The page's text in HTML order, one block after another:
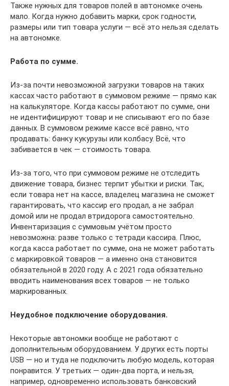
Также нужных для товаров полей в автономке очень
мало. Когда нужно добавить марки, срок годности,
размеры или тип товара услуги — всё это нельзя сделать
на автономке.
Работа по сумме.
Из-за почти невозможной загрузки товаров на таких
кассах часто работают в суммовом режиме — прямо как
на калькуляторе. Когда кассы работают по сумме, они
не идентифицируют товар и не списывают его по базе
данных. В суммовом режиме кассе всё равно, что
продавать: банку кукурузы или колбасу. Всё, что
забивается в чек — стоимость товара.
Из-за того, что при суммовом режиме не отследить
движение товара, бизнес терпит убытки и риски. Так,
если товара нет на кассе, владелец магазина не сможет
гарантировать, что кассир его продал, а не забрал
домой или не продал втридорога самостоятельно.
Инвентаризация с суммовым учётом просто
невозможна: разве только с тетради кассира. Плюс,
когда касса работает по сумме, она не может работать
с маркировкой товаров — а именно она становится
обязательной в 2020 году. А с 2021 года обязательно
вводить наименования всех товаров — не только
маркированных.
Неудобное подключение оборудования.
Некоторые автономки вообще не работают с
дополнительным оборудованием. У других есть порты
USB — но и туда не подключить любую модель, которая
понравится. У третьих — один-два порта, и нельзя,
например, одновременно использовать банковский